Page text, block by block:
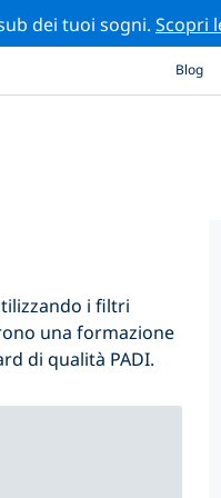
dei tuoi sogni. Scopri
Blog
i filtri
una formazione
di qualità PADI.